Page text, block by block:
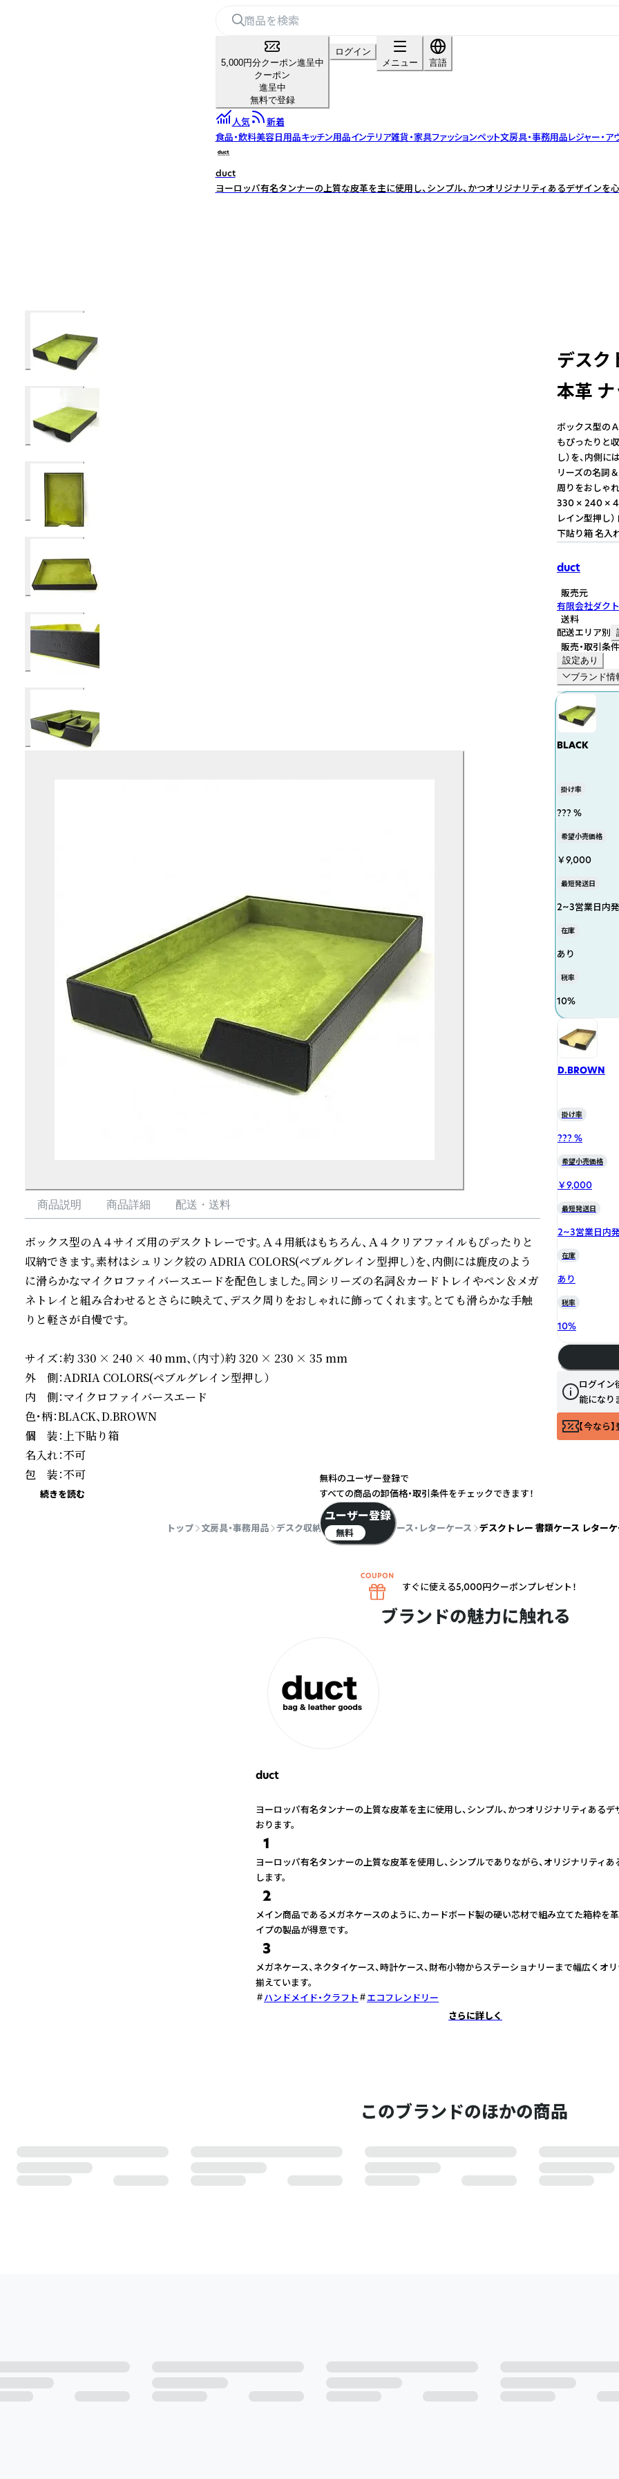
5,000円分クーポン進呈中
クーポン
進呈中
無料で登録
ログイン
メニュー
言語
人気
新着
食品・飲料美容日用品キッチン用品インテリア雑貨・家具ファッションペット文房具・事務用品レジャー・ア
duct
ヨーロッパ有名タンナーの上質な皮革を主に使用し、シンプル、かつオリジナリティあるデザインを
商品説明 商品詳細 配送・送料
ボックス型のＡ４サイズ用のデスクトレーです。Ａ４用紙はもちろん、Ａ４クリアファイルもぴったりと
収納できます。素材はシュリンク絞の ADRIA COLORS(ペブルグレイン型押し）を、内側には鹿皮のよう
に滑らかなマイクロファイバースエードを配色しました。同シリーズの名詞＆カードトレイやペン＆メガ
ネトレイと組み合わせるとさらに映えて、デスク周りをおしゃれに飾ってくれます。とても滑らかな手触
りと軽さが自慢です。
サイズ：約 330 × 240 × 40 mm、（内寸）約 320 × 230 × 35 mm
外　側：ADRIA COLORS(ペブルグレイン型押し）
内　側：マイクロファイバースエード
色・柄：BLACK、D.BROWN
個　装：上下貼り箱
名入れ：不可
包　装：不可
続きを読む
デスク
本革
ボックス型の
もぴったりと
し）を、内側
リーズの名詞
周りをおしゃ
330 × 240 ×
レイン型押し
下貼り箱 名入
duct
販売元
有限会社ダクト
送料
配送エリア別
販売・取引条件
設定あり
ブランド情
BLACK
掛け率
??? %
希望小売価格
￥9,000
最短発送日
2~3営業日内
在庫
あり
税率
10%
D.BROWN
掛け率
??? %
希望小売価格
￥9,000
最短発送日
2~3営業日内
在庫
あり
税率
10%
ログイン
能になり
【今なら
トップ 文房具・事務用品 デスク収納・整理用品 書類ケース・レターケース デスクトレー 書類ケース レター
ブランドの魅力に触れる
duct
ヨーロッパ有名タンナーの上質な皮革を主に使用し、シンプル、かつオリジナリティある
おります。
1
ヨーロッパ有名タンナーの上質な皮革を使用し、シンプルでありながら、オリジナリティ
します。
2
メイン商品であるメガネケースのように、カードボード製の硬い芯材で組み立てた箱枠を
イプの製品が得意です。
3
メガネケース、ネクタイケース、時計ケース、財布小物からステーショナリーまで幅広くオ
揃えています。
ハンドメイド・クラフト
エコフレンドリー
さらに詳しく
このブランドのほかの商品
無料のユーザー登録で
すべての商品の卸価格・取引条件をチェックできます！
ユーザー登録
無料
すぐに使える5,000円クーポンプレゼント！